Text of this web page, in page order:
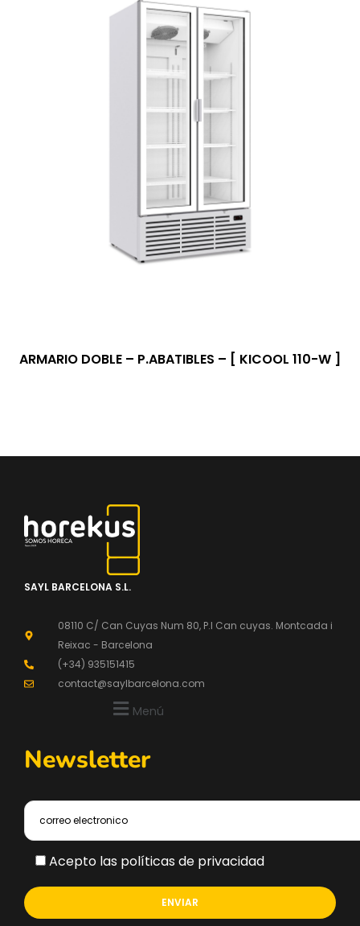
ARMARIO DOBLE – P.ABATIBLES – [ KICOOL 110-W ]
SAYL BARCELONA S.L.
08110 C/ Can Cuyas Num 80, P.l Can cuyas. Montcada i
Reixac - Barcelona
(+34) 935151415
contact@saylbarcelona.com
Menú
Newsletter
Acepto las políticas de privacidad